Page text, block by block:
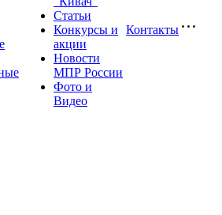
Статьи
Конкурсы и
акции
Новости
МПР России
Фото и
Видео
Контакты